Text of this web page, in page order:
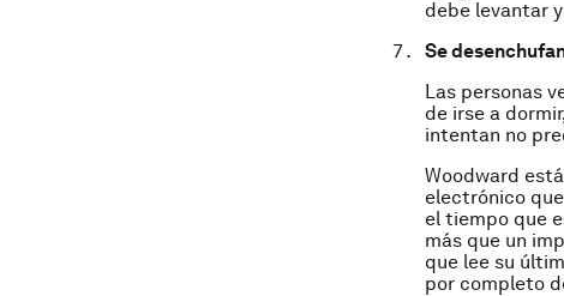
debe levantar
Se
Las personas
de irse a
intentan no
Woodward
electrónico
el tiempo que
más que un
que lee su
por completo